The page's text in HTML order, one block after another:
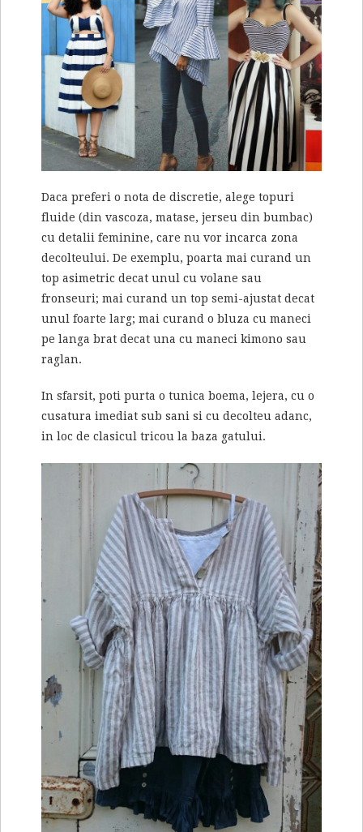
Daca preferi o nota de discretie, alege topuri
fluide (din vascoza, matase, jerseu din bumbac)
cu detalii feminine, care nu vor incarca zona
decolteului. De exemplu, poarta mai curand un
top asimetric decat unul cu volane sau
fronseuri; mai curand un top semi-ajustat decat
unul foarte larg; mai curand o bluza cu maneci
pe langa brat decat una cu maneci kimono sau
raglan.
In sfarsit, poti purta o tunica boema, lejera, cu o
cusatura imediat sub sani si cu decolteu adanc,
in loc de clasicul tricou la baza gatului.